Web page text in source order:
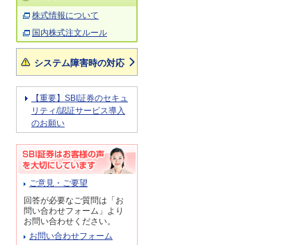
株式情報について
国内株式注文ルール
システム障害時の対応
【重要】SBI証券のセキュ
リティ/認証サービス導入
のお願い
ご意見・ご要望
回答が必要なご質問は「お
問い合わせフォーム」より
お問い合わせください。
お問い合わせフォーム